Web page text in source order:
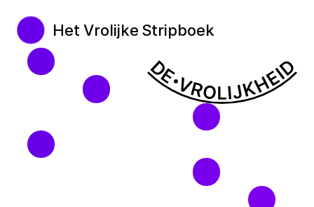
Het Vrolijke Stripboek